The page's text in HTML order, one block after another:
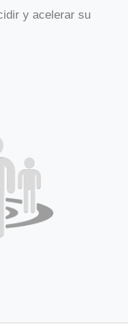
y acelerar su